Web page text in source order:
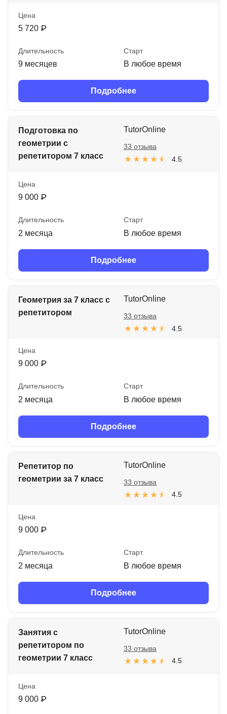
Цена
5 720 ₽
Длительность
9 месяцев
Старт
В любое время
Подробнее
Подготовка по
геометрии с
репетитором 7 класс
TutorOnline
4.5
33 отзыва
Цена
9 000 ₽
Длительность
2 месяца
Старт
В любое время
Подробнее
Геометрия за 7 класс с
репетитором
TutorOnline
4.5
33 отзыва
Цена
9 000 ₽
Длительность
2 месяца
Старт
В любое время
Подробнее
Репетитор по
геометрии за 7 класс
TutorOnline
4.5
33 отзыва
Цена
9 000 ₽
Длительность
2 месяца
Старт
В любое время
Подробнее
Занятия с
репетитором по
геометрии 7 класс
TutorOnline
4.5
33 отзыва
Цена
9 000 ₽